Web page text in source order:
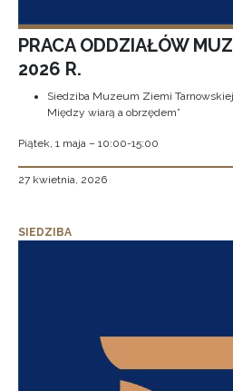
PRACA ODDZIAŁÓW
2026 R.
Siedziba Muzeum Ziemi
Między wiarą a obrzędem”
Piątek, 1 maja – 10:00-15:00
27 kwietnia, 2026
SIEDZIBA